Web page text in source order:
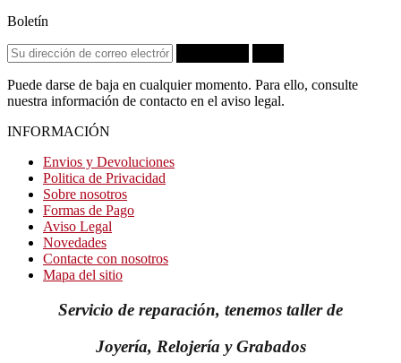
Boletín
Puede darse de baja en cualquier momento. Para ello, consulte
nuestra información de contacto en el aviso legal.
INFORMACIÓN
Envios y Devoluciones
Politica de Privacidad
Sobre nosotros
Formas de Pago
Aviso Legal
Novedades
Contacte con nosotros
Mapa del sitio
Servicio de reparación, tenemos taller de
Joyería, Relojería y Grabados